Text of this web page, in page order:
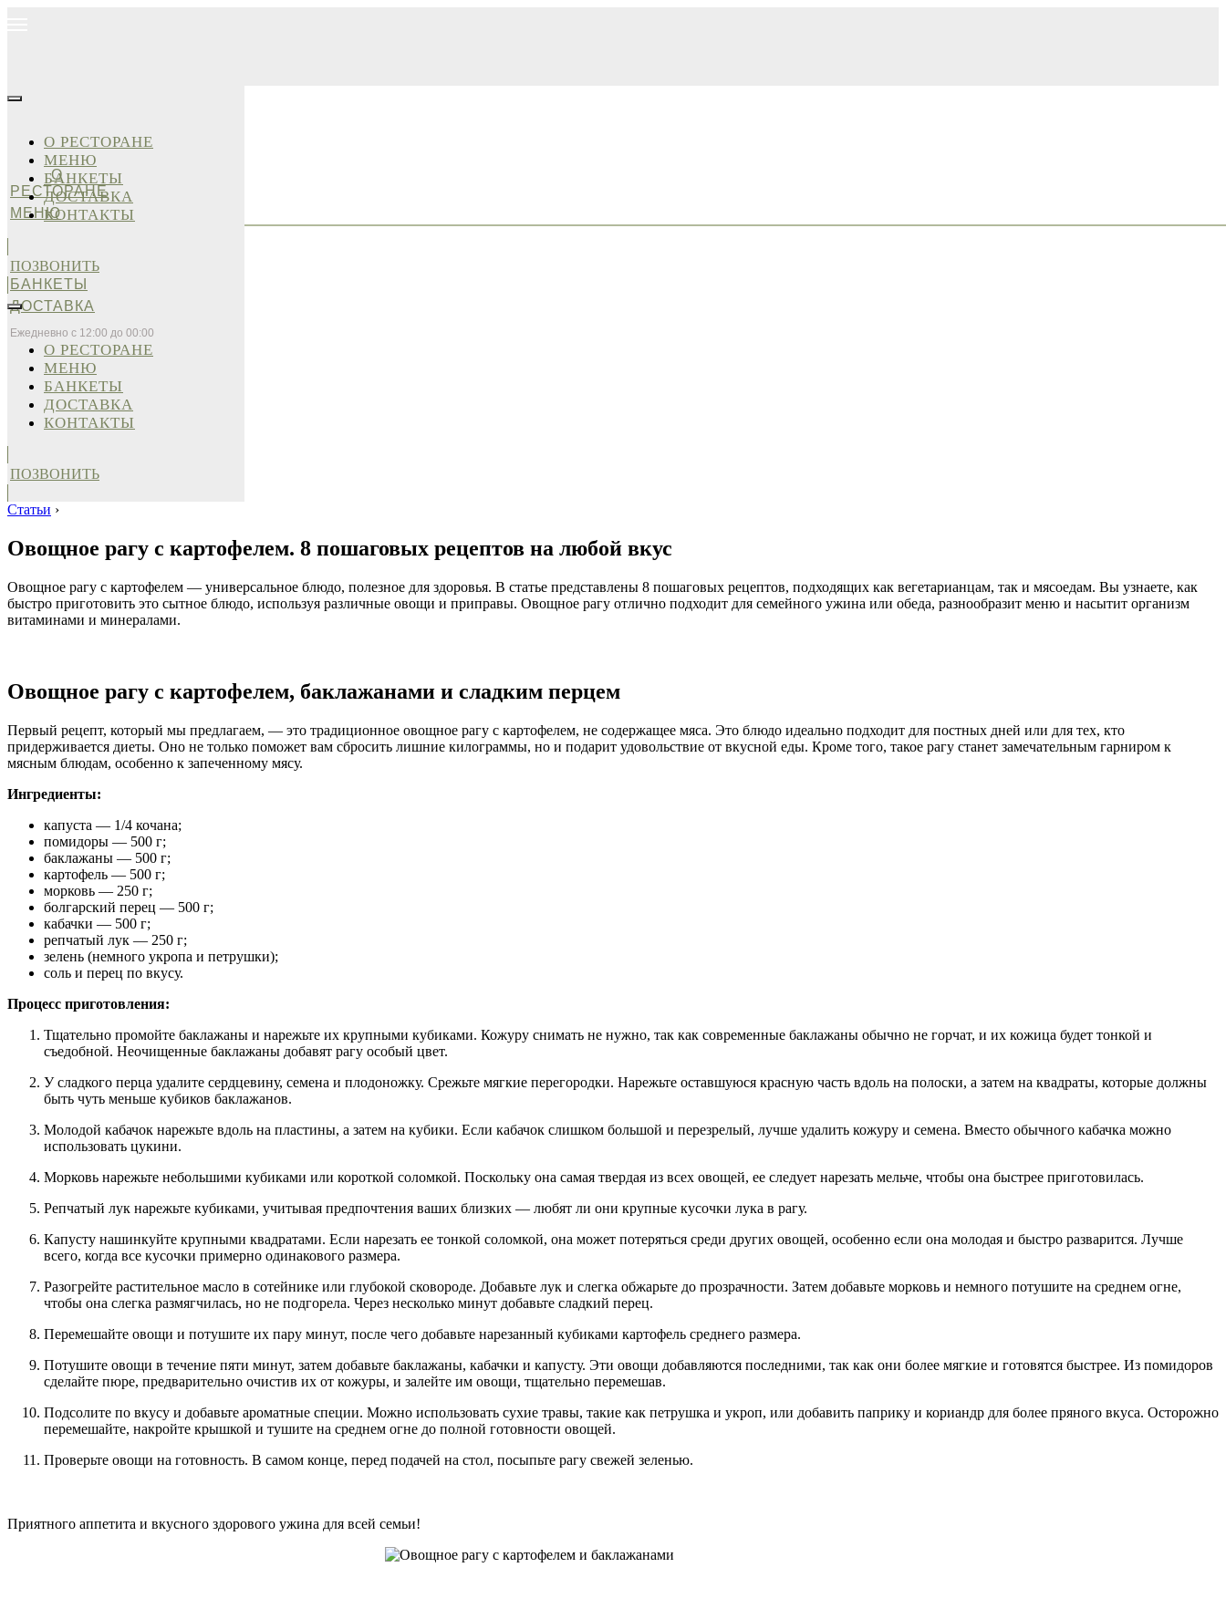
О
РЕСТОРАНЕ
МЕНЮ
БАНКЕТЫ
ДОСТАВКА
Ежедневно с 12:00 до 00:00
О РЕСТОРАНЕ
МЕНЮ
БАНКЕТЫ
ДОСТАВКА
КОНТАКТЫ
ПОЗВОНИТЬ
О РЕСТОРАНЕ
МЕНЮ
БАНКЕТЫ
ДОСТАВКА
КОНТАКТЫ
ПОЗВОНИТЬ
Статьи ›
Овощное рагу с картофелем. 8 пошаговых рецептов на любой вкус
Овощное рагу с картофелем — универсальное блюдо, полезное для здоровья. В статье представлены 8 пошаговых рецептов, подходящих как вегетарианцам, так и мясоедам. Вы узнаете, как
быстро приготовить это сытное блюдо, используя различные овощи и приправы. Овощное рагу отлично подходит для семейного ужина или обеда, разнообразит меню и насытит организм
витаминами и минералами.
Овощное рагу с картофелем, баклажанами и сладким перцем
Первый рецепт, который мы предлагаем, — это традиционное овощное рагу с картофелем, не содержащее мяса. Это блюдо идеально подходит для постных дней или для тех, кто
придерживается диеты. Оно не только поможет вам сбросить лишние килограммы, но и подарит удовольствие от вкусной еды. Кроме того, такое рагу станет замечательным гарниром к
мясным блюдам, особенно к запеченному мясу.
Ингредиенты:
капуста — 1/4 кочана;
помидоры — 500 г;
баклажаны — 500 г;
картофель — 500 г;
морковь — 250 г;
болгарский перец — 500 г;
кабачки — 500 г;
репчатый лук — 250 г;
зелень (немного укропа и петрушки);
соль и перец по вкусу.
Процесс приготовления:
Тщательно промойте баклажаны и нарежьте их крупными кубиками. Кожуру снимать не нужно, так как современные баклажаны обычно не горчат, и их кожица будет тонкой и
съедобной. Неочищенные баклажаны добавят рагу особый цвет.
У сладкого перца удалите сердцевину, семена и плодоножку. Срежьте мягкие перегородки. Нарежьте оставшуюся красную часть вдоль на полоски, а затем на квадраты, которые должны
быть чуть меньше кубиков баклажанов.
Молодой кабачок нарежьте вдоль на пластины, а затем на кубики. Если кабачок слишком большой и перезрелый, лучше удалить кожуру и семена. Вместо обычного кабачка можно
использовать цукини.
Морковь нарежьте небольшими кубиками или короткой соломкой. Поскольку она самая твердая из всех овощей, ее следует нарезать мельче, чтобы она быстрее приготовилась.
Репчатый лук нарежьте кубиками, учитывая предпочтения ваших близких — любят ли они крупные кусочки лука в рагу.
Капусту нашинкуйте крупными квадратами. Если нарезать ее тонкой соломкой, она может потеряться среди других овощей, особенно если она молодая и быстро разварится. Лучше
всего, когда все кусочки примерно одинакового размера.
Разогрейте растительное масло в сотейнике или глубокой сковороде. Добавьте лук и слегка обжарьте до прозрачности. Затем добавьте морковь и немного потушите на среднем огне,
чтобы она слегка размягчилась, но не подгорела. Через несколько минут добавьте сладкий перец.
Перемешайте овощи и потушите их пару минут, после чего добавьте нарезанный кубиками картофель среднего размера.
Потушите овощи в течение пяти минут, затем добавьте баклажаны, кабачки и капусту. Эти овощи добавляются последними, так как они более мягкие и готовятся быстрее. Из помидоров
сделайте пюре, предварительно очистив их от кожуры, и залейте им овощи, тщательно перемешав.
Подсолите по вкусу и добавьте ароматные специи. Можно использовать сухие травы, такие как петрушка и укроп, или добавить паприку и кориандр для более пряного вкуса. Осторожно
перемешайте, накройте крышкой и тушите на среднем огне до полной готовности овощей.
Проверьте овощи на готовность. В самом конце, перед подачей на стол, посыпьте рагу свежей зеленью.
Приятного аппетита и вкусного здорового ужина для всей семьи!